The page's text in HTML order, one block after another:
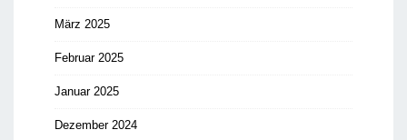
März 2025
Februar 2025
Januar 2025
Dezember 2024